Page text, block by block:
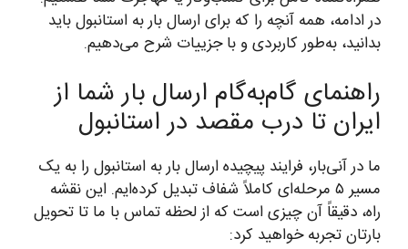
در ادامه، همه آنچه را که برای ارسال بار به استانبول باید
بدانید، به‌طور کاربردی و با جزییات شرح می‌دهیم.
راهنمای گام‌به‌گام ارسال بار شما از
ایران تا درب مقصد در استانبول
ما در آنی‌بار، فرایند پیچیده ارسال بار به استانبول را به یک
مسیر ۵ مرحله‌ای کاملاً شفاف تبدیل کرده‌ایم. این نقشه
راه، دقیقاً آن چیزی است که از لحظه تماس با ما تا تحویل
بارتان تجربه خواهید کرد: